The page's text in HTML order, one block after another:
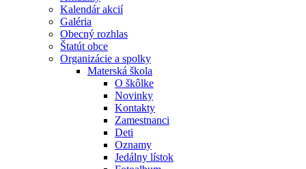
Kalendár akcií
Galéria
Obecný rozhlas
Štatút obce
Organizácie a spolky
Materská škola
O škôlke
Novinky
Kontakty
Zamestnanci
Deti
Oznamy
Jedálny lístok